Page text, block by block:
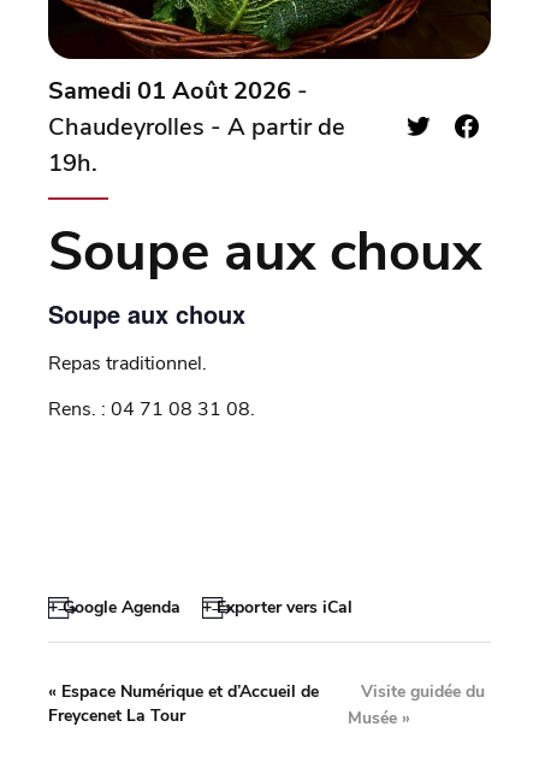
Samedi 01 Août 2026 -
Chaudeyrolles - A partir de
19h.
Soupe aux choux
Soupe aux choux
Repas traditionnel.
Rens. : 04 71 08 31 08.
+ Google Agenda + Exporter vers iCal
« Espace Numérique et d’Accueil de
Freycenet La Tour
Visite guidée du
Musée »